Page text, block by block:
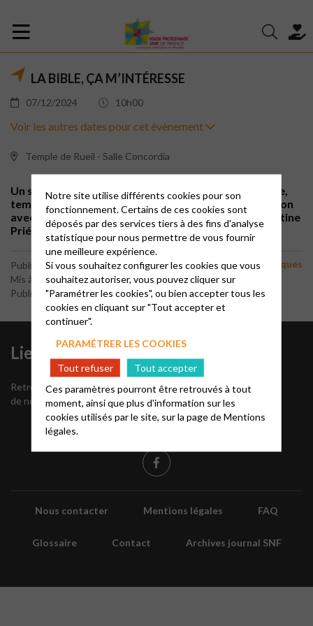
LA BIBLE, ÇA M’INTÉRESSE
07/12/2024 10h00
Voir les autres dates pour cet évènement
Temple de Rueil - Salle Concordia
Un samedi tous les deux mois, de 10h à 12h au temple,
temps de partage sur des thèmes de société, en liaison
avec des textes bibliques, animé par la bibliste Christine
Priéto.
Publié le 14 mars 2023
Mis à jour le 20 février 2025
Publié par le webmaster
Etudes bibliques
Liens utiles
Retrouvez tous les numéros
de notre journal paroissial
S’inscrire à
notre
Newsletter
Nous contacter Mentions légales FAQ
Glossaire Contact Archives journal SNF
Notre site utilise différents cookies pour son
fonctionnement. Certains de ces cookies sont
déposés par des services tiers à des fins d'analyse
statistique pour nous permettre de vous fournir
une meilleure expérience.
Si vous souhaitez configurer les cookies que vous
souhaitez autoriser, vous pouvez cliquer sur
"Paramétrer les cookies", ou bien accepter tous les
cookies en cliquant sur "Tout accepter et
continuer".
PARAMÉTRER LES COOKIES
Tout refuser
Tout accepter
Ces paramètres pourront être retrouvés à tout
moment, ainsi que plus d'information sur les
cookies utilisés par le site, sur la page deMentions
légales.